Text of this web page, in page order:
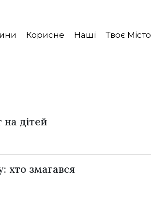
Корисне Наші Твоє Місто
на дітей
хто змагався